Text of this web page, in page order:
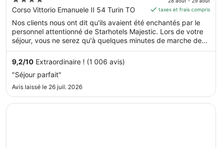
out
of
5
Corso Vittorio Emanuele II 54 Turin TO
est
de 109 €
par
nuit
taxes et frais compris
Nos clients nous ont dit qu'ils avaient été enchantés par le
personnel attentionné de Starhotels Majestic. Lors de votre
séjour, vous ne serez qu'à quelques minutes de marche de
Via Roma. Parmi les prestations de cet hébergement, on
compte l'accès Wi-Fi à Internet gratuit, un restaurant et un
centre de fitness.
9,2/10 Extraordinaire ! (1 006 avis)
"Séjour parfait"
Avis laissé le 26 juil. 2026
S’ouvre dans une nouvelle fenêtre
Hotel Lancaster